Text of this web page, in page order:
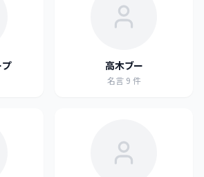
高木ブー
名言 9 件